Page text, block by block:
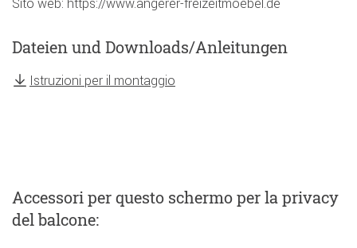
Dateien und Downloads/Anleitungen
Istruzioni per il montaggio
Accessoriper questo schermo per la privacy
del balcone: